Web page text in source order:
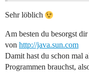
Sehr löblich
Am besten du besorgst
von http://java.sun.com
Damit hast du schon mal
Programmen brauchst,